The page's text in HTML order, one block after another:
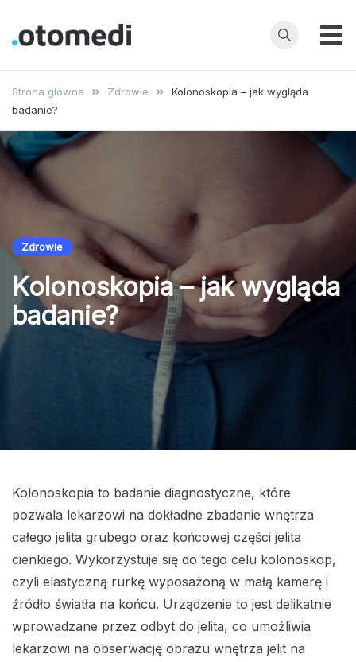
OtoMedi.pl
choroby,
i profilaktyka
Strona główna Zdrowie
Kolonoskopia – jak wygląda
badanie?
Zdrowie
Kolonoskopia – jak wygląda
badanie?
Kolonoskopia to badanie diagnostyczne, które
pozwala lekarzowi na dokładne zbadanie wnętrza
całego jelita grubego oraz końcowej części jelita
cienkiego. Wykorzystuje się do tego celu kolonoskop,
czyli elastyczną rurkę wyposażoną w małą kamerę i
źródło światła na końcu. Urządzenie to jest delikatnie
wprowadzane przez odbyt do jelita, co umożliwia
lekarzowi na obserwację obrazu wnętrza jelit na